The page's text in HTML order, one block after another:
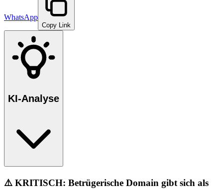
WhatsApp
Copy Link
KI-Analyse
⚠️ KRITISCH: Betrügerische Domain gibt sich als